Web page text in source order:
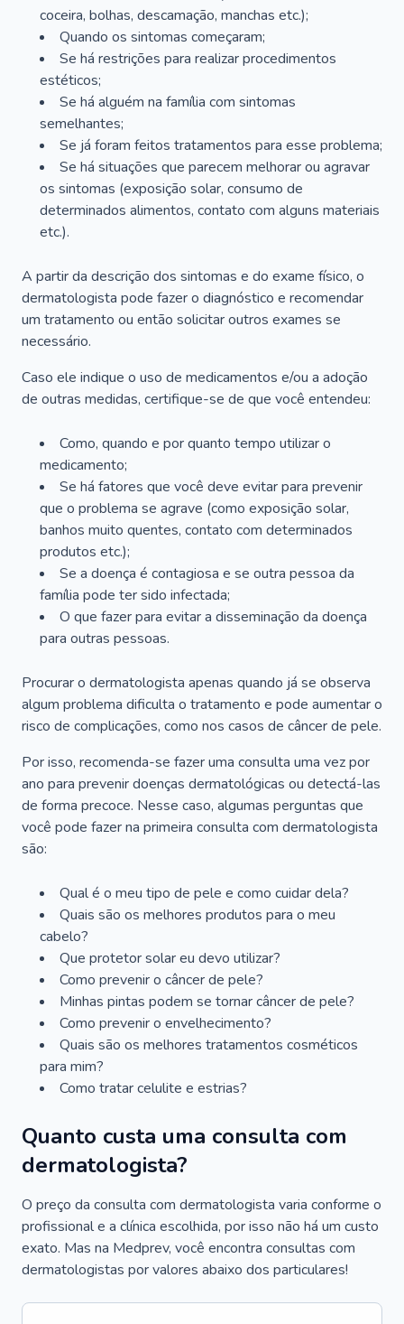
coceira, bolhas, descamação, manchas etc.);
Quando os sintomas começaram;
Se há restrições para realizar procedimentos
estéticos;
Se há alguém na família com sintomas
semelhantes;
Se já foram feitos tratamentos para esse problema;
Se há situações que parecem melhorar ou agravar
os sintomas (exposição solar, consumo de
determinados alimentos, contato com alguns materiais
etc.).
A partir da descrição dos sintomas e do exame físico, o
dermatologista pode fazer o diagnóstico e recomendar
um tratamento ou então solicitar outros exames se
necessário.
Caso ele indique o uso de medicamentos e/ou a adoção
de outras medidas, certifique-se de que você entendeu:
Como, quando e por quanto tempo utilizar o
medicamento;
Se há fatores que você deve evitar para prevenir
que o problema se agrave (como exposição solar,
banhos muito quentes, contato com determinados
produtos etc.);
Se a doença é contagiosa e se outra pessoa da
família pode ter sido infectada;
O que fazer para evitar a disseminação da doença
para outras pessoas.
Procurar o dermatologista apenas quando já se observa
algum problema dificulta o tratamento e pode aumentar o
risco de complicações, como nos casos de câncer de pele.
Por isso, recomenda-se fazer uma consulta uma vez por
ano para prevenir doenças dermatológicas ou detectá-las
de forma precoce. Nesse caso, algumas perguntas que
você pode fazer na primeira consulta com dermatologista
são:
Qual é o meu tipo de pele e como cuidar dela?
Quais são os melhores produtos para o meu
cabelo?
Que protetor solar eu devo utilizar?
Como prevenir o câncer de pele?
Minhas pintas podem se tornar câncer de pele?
Como prevenir o envelhecimento?
Quais são os melhores tratamentos cosméticos
para mim?
Como tratar celulite e estrias?
Quanto custa uma consulta com
dermatologista?
O preço da consulta com dermatologista varia conforme o
profissional e a clínica escolhida, por isso não há um custo
exato. Mas na Medprev, você encontra consultas com
dermatologistas por valores abaixo dos particulares!